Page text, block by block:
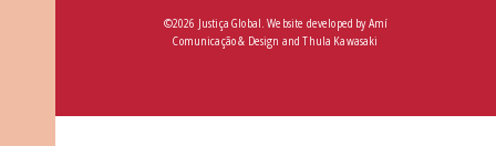
©2026 Justiça Global. Website developed byAmí
Comunicação & Design andThula Kawasaki